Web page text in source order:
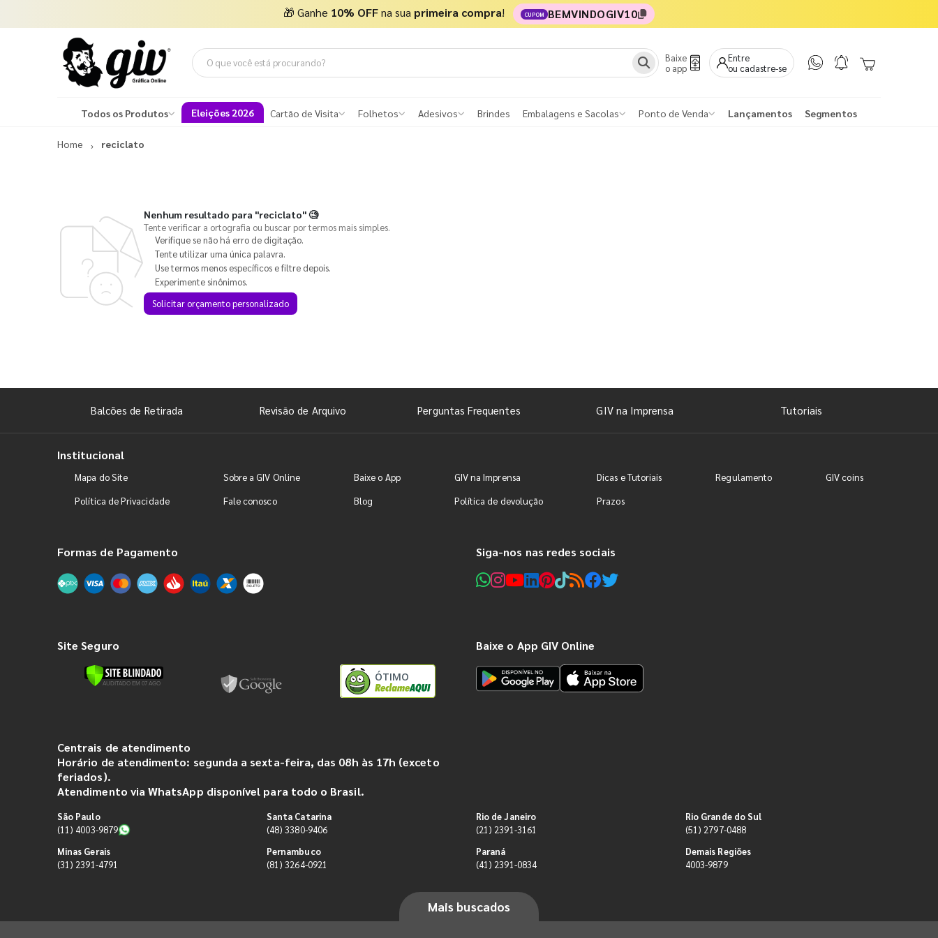
🎁 Ganhe 10% OFFna sua primeira compra! CUPOM BEMVINDOGIV10
Baixe
o app
Entre
ou cadastre-se
Todos os Produtos Eleições 2026 Cartão de Visita Folhetos Adesivos Brindes Embalagens e Sacolas Ponto de Venda Lançamentos Segmentos
Home reciclato
Nenhum resultado para "reciclato"🧐
Tente verificar a ortografia ou buscar por termos mais simples.
Verifique se não há erro de digitação.
Tente utilizar uma única palavra.
Use termos menos específicos e filtre depois.
Experimente sinônimos.
Solicitar orçamento personalizado
Balcões de Retirada Revisão de Arquivo Perguntas Frequentes GIV na Imprensa Tutoriais
Institucional
Mapa do Site Sobre a GIV Online Baixe o App GIV na Imprensa Dicas e Tutoriais Regulamento
GIV coins
Política de Privacidade
Fale conosco Blog Política de devolução Prazos
Formas de Pagamento Siga-nos nas redes sociais
Site Seguro
ÓTIMO
Baixe o App GIV Online
Centrais de atendimento
Horário de atendimento: segunda a sexta-feira, das 08h às 17h (exceto
feriados).
Atendimento via WhatsApp disponível para todo o Brasil.
São Paulo
(11) 4003-9879
Minas Gerais
(31) 2391-4791
Santa Catarina
(48) 3380-9406
Pernambuco
(81) 3264-0921
Rio de Janeiro
(21) 2391-3161
Paraná
(41) 2391-0834
Rio Grande do Sul
(51) 2797-0488
Demais Regiões
4003-9879
Mais buscados